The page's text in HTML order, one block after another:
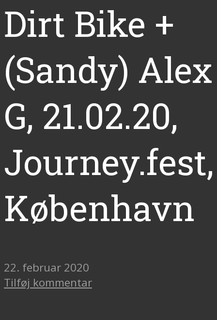
Dirt Bike +
(Sandy) Alex
G, 21.02.20,
Journey.fest,
København
22. februar 2020
Tilføj kommentar